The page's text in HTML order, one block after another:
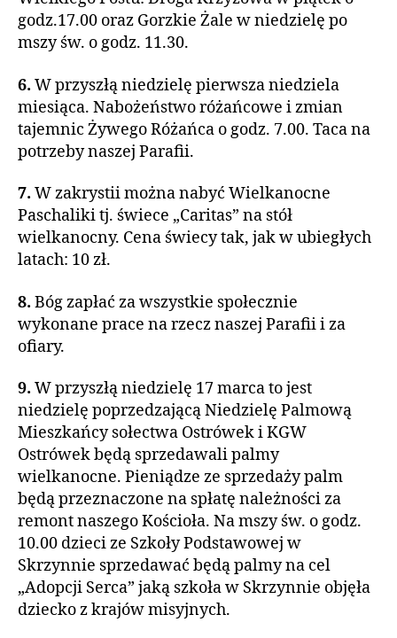
godz.17.00 oraz Gorzkie Żale w niedzielę po
mszy św. o godz. 11.30.
6. W przyszłą niedzielę pierwsza niedziela
miesiąca. Nabożeństwo różańcowe i zmian
tajemnic Żywego Różańca o godz. 7.00. Taca na
potrzeby naszej Parafii.
7. W zakrystii można nabyć Wielkanocne
Paschaliki tj. świece „Caritas” na stół
wielkanocny. Cena świecy tak, jak w ubiegłych
latach: 10 zł.
8. Bóg zapłać za wszystkie społecznie
wykonane prace na rzecz naszej Parafii i za
ofiary.
9. W przyszłą niedzielę 17 marca to jest
niedzielę poprzedzającą Niedzielę Palmową
Mieszkańcy sołectwa Ostrówek i KGW
Ostrówek będą sprzedawali palmy
wielkanocne. Pieniądze ze sprzedaży palm
będą przeznaczone na spłatę należności za
remont naszego Kościoła. Na mszy św. o godz.
10.00 dzieci ze Szkoły Podstawowej w
Skrzynnie sprzedawać będą palmy na cel
„Adopcji Serca” jaką szkoła w Skrzynnie objęła
dziecko z krajów misyjnych.